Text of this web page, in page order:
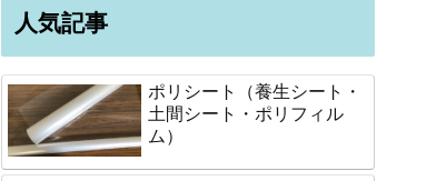
人気記事
ポリシート（養生シート・
土間シート・ポリフィル
ム）